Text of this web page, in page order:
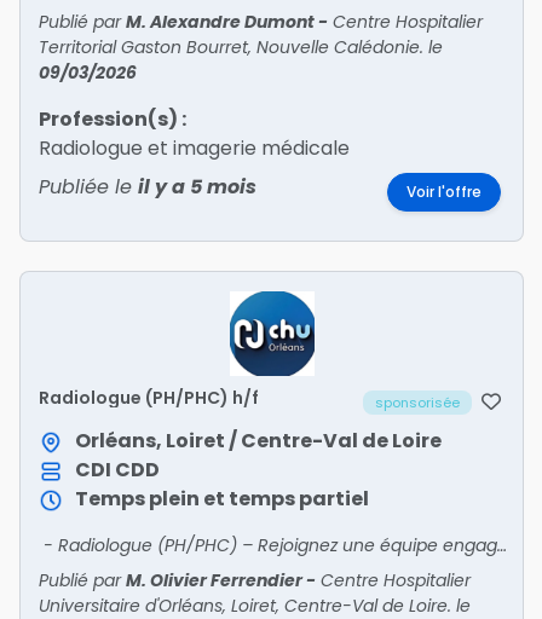
Publié parM. Alexandre Dumont- Centre Hospitalier
Territorial Gaston Bourret, Nouvelle Calédonie. le
09/03/2026
Profession(s) :
Radiologue et imagerie médicale
Publiée le il y a 5 mois Voir l'offre
Radiologue (PH/PHC) h/f sponsorisée
Orléans, Loiret / Centre-Val de Loire
CDI CDD
Temps plein et temps partiel
- Radiologue (PH/PHC) – Rejoignez une équipe engagée au CHU d'OrléansVous êtes radiologue, généraliste ou surspécialisé(e), et vous recherchez un équilibre entre excellence médicale, q
Publié parM. Olivier Ferrendier- Centre Hospitalier
Universitaire d'Orléans, Loiret, Centre-Val de Loire. le